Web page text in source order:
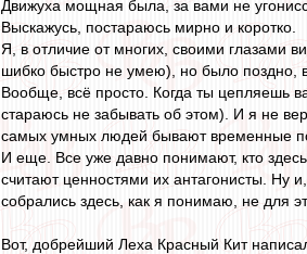
Движуха мощная была, за вами не
Выскажусь, постараюсь мирно и коротко.
Я, в отличие от многих, своими глазами
шибко быстро не умею), но было поздно,
Вообще, всё просто. Когда ты цепляешь
стараюсь не забывать об этом). И я не
самых умных людей бывают временные
И еще. Все уже давно понимают, кто
считают ценностями их антагонисты. Ну
собрались здесь, как я понимаю, не для
Вот, добрейший Леха Красный Кит